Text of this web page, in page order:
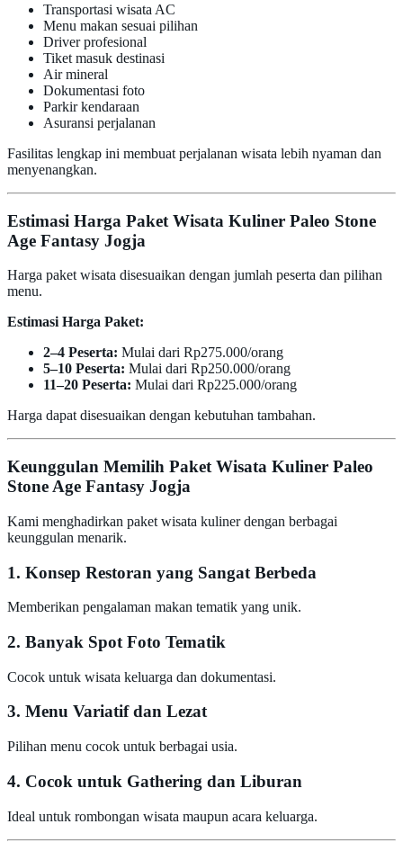
Transportasi wisata AC
Menu makan sesuai pilihan
Driver profesional
Tiket masuk destinasi
Air mineral
Dokumentasi foto
Parkir kendaraan
Asuransi perjalanan
Fasilitas lengkap ini membuat perjalanan wisata lebih nyaman dan
menyenangkan.
Estimasi Harga Paket Wisata Kuliner Paleo Stone
Age Fantasy Jogja
Harga paket wisata disesuaikan dengan jumlah peserta dan pilihan
menu.
Estimasi Harga Paket:
2–4 Peserta: Mulai dari Rp275.000/orang
5–10 Peserta: Mulai dari Rp250.000/orang
11–20 Peserta: Mulai dari Rp225.000/orang
Harga dapat disesuaikan dengan kebutuhan tambahan.
Keunggulan Memilih Paket Wisata Kuliner Paleo
Stone Age Fantasy Jogja
Kami menghadirkan paket wisata kuliner dengan berbagai
keunggulan menarik.
1. Konsep Restoran yang Sangat Berbeda
Memberikan pengalaman makan tematik yang unik.
2. Banyak Spot Foto Tematik
Cocok untuk wisata keluarga dan dokumentasi.
3. Menu Variatif dan Lezat
Pilihan menu cocok untuk berbagai usia.
4. Cocok untuk Gathering dan Liburan
Ideal untuk rombongan wisata maupun acara keluarga.